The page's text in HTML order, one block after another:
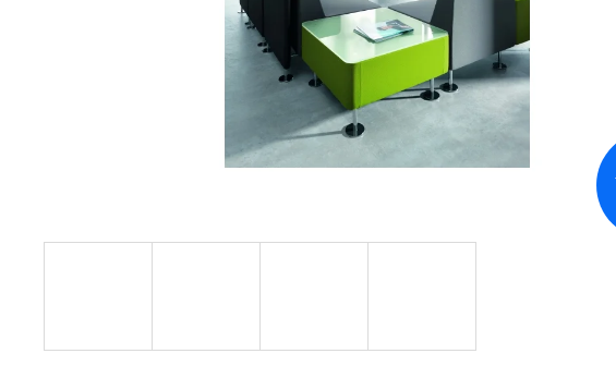
VÝŠKOVĚ STAVITELNÝ STŮL ALFA
UP, 160 X 80 CM, VÝŠKA 63 - 129 CM
5 196 Kč
Původně: